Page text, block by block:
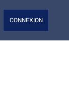
CONNEXION